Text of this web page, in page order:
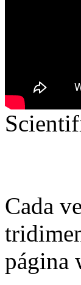
Cada
página